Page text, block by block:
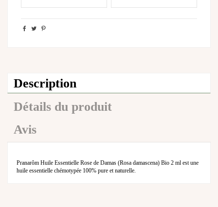
Description
Détails du produit
Avis
Pranarôm Huile Essentielle Rose de Damas (Rosa damascena) Bio 2 ml est une
huile essentielle chémotypée 100% pure et naturelle.